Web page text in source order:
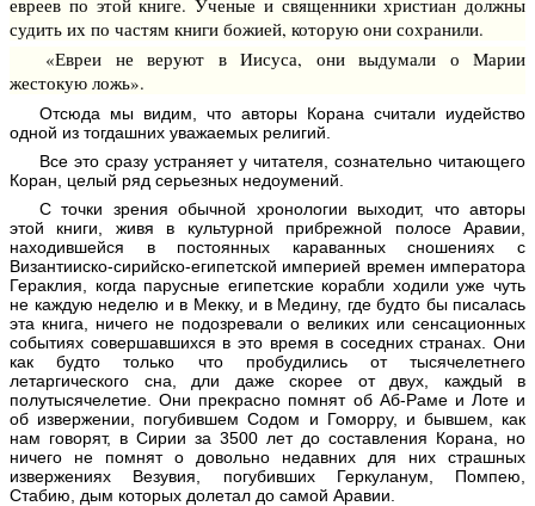
евреев по этой книге. Ученые и священники христиан должны
судить их по частям книги божией, которую они сохранили.
«Евреи не веруют в Иисуса, они выдумали о Марии
жестокую ложь».
Отсюда мы видим, что авторы Корана считали иудейство
одной из тогдашних уважаемых религий.
Все это сразу устраняет у читателя, сознательно читающего
Коран, целый ряд серьезных недоумений.
С точки зрения обычной хронологии выходит, что авторы
этой книги, живя в культурной прибрежной полосе Аравии,
находившейся в постоянных караванных сношениях с
Византииско-сирийско-египетской империей времен императора
Гераклия, когда парусные египетские корабли ходили уже чуть
не каждую неделю и в Мекку, и в Медину, где будто бы писалась
эта книга, ничего не подозревали о великих или сенсационных
событиях совершавшихся в это время в соседних странах. Они
как будто только что пробудились от тысячелетнего
летаргического сна, дли даже скорее от двух, каждый в
полутысячелетие. Они прекрасно помнят об Аб-Раме и Лоте и
об извержении, погубившем Содом и Гоморру, и бывшем, как
нам говорят, в Сирии за 3500 лет до составления Корана, но
ничего не помнят о довольно недавних для них страшных
извержениях Везувия, погубивших Геркуланум, Помпею,
Стабию, дым которых долетал до самой Аравии.